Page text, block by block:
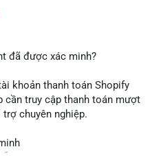
đã được xác minh?
khoản thanh toán Shopify
cần truy cập thanh toán mượt
chuyên nghiệp.